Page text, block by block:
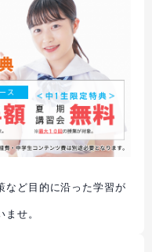
など目的に沿った学習が
せ。